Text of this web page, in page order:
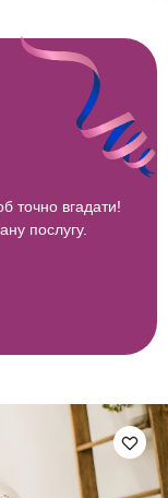
точно вгадати!
послугу.